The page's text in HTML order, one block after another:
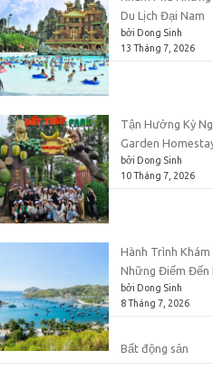
Du Lịch Đại Nam
bởi Dong Sinh
13 Tháng 7, 2026
Tận Hưởng Kỳ
Garden
bởi Dong Sinh
10 Tháng 7, 2026
Hành Trình
Những Điểm Đến
bởi Dong Sinh
8 Tháng 7, 2026
Bất động sản